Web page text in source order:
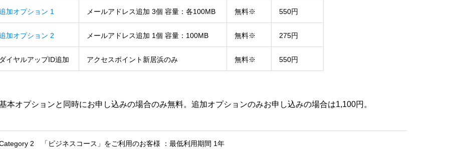
加オプション 1 メールアドレス追加 3個 容量：各100MB 無料※ 550円
加オプション 2 メールアドレス追加 1個 容量：100MB 無料※ 275円
イヤルアップID追加 アクセスポイント新居浜のみ 無料※ 550円
本オプションと同時にお申し込みの場合のみ無料。追加オプションのみお申し込みの場合は1,100円。
2 「ビジネスコース」をご利用のお客様 ：最低利用期間 1年